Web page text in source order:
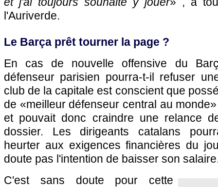
l'Auriverde.
Le Barça prêt tourner la page ?
En cas de nouvelle offensive du
défenseur parisien pourra-t-il refuser
club de la capitale est conscient que
de «meilleur défenseur central au
et pouvait donc craindre une relance
dossier. Les dirigeants catalans
heurter aux exigences financières du
doute pas l'intention de baisser son
C'est sans doute pour cette